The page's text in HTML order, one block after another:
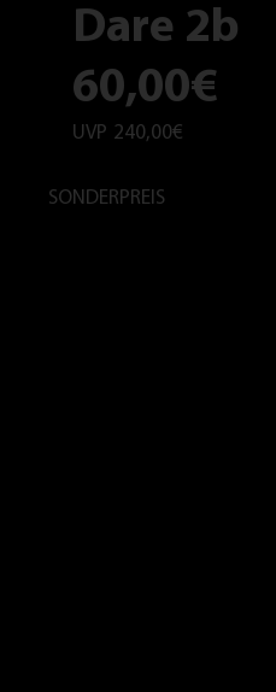
Dare 2b
60,00€
UVP 240,00€
SONDERPREIS